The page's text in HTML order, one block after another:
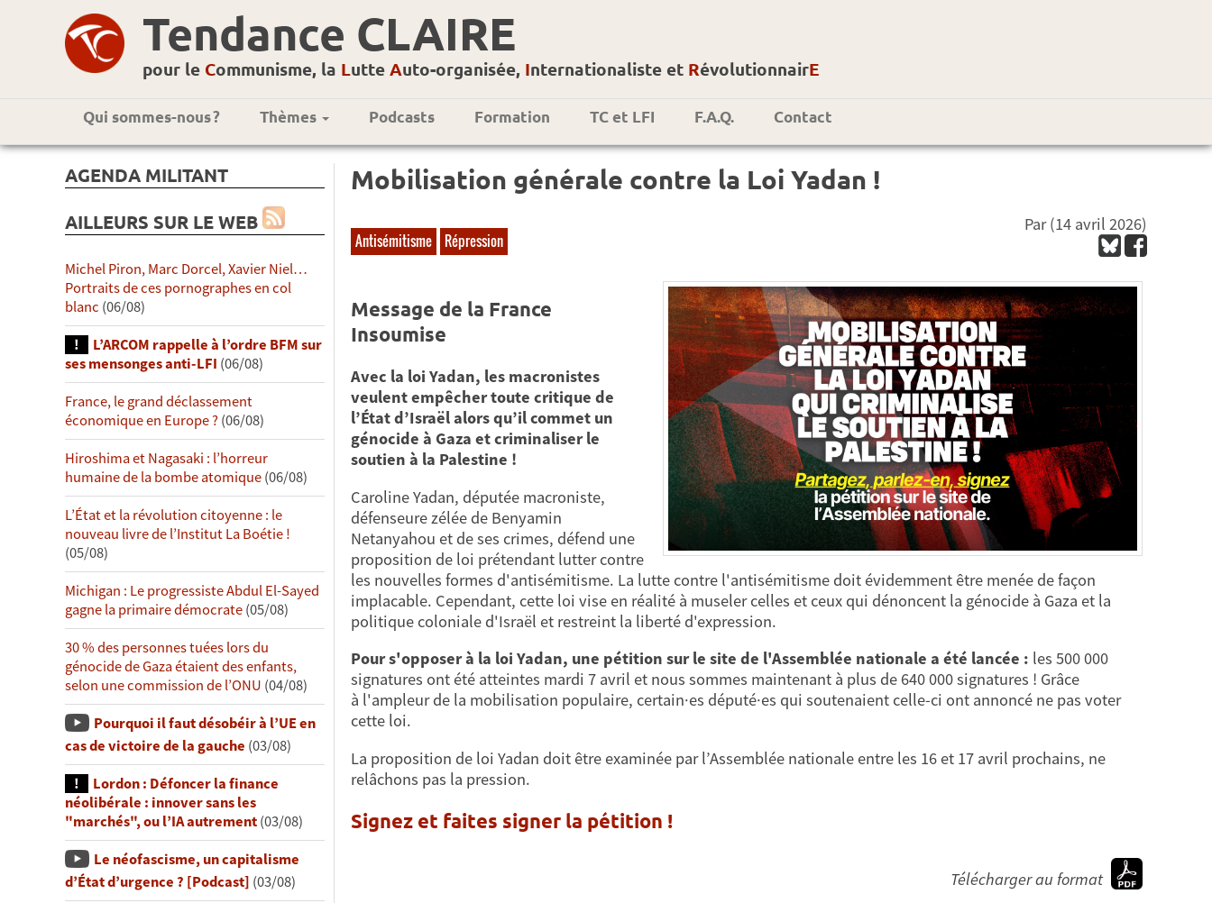
Tendance CLAIRE
pour le Communisme, la Lutte Auto-organisée, Internationaliste et RévolutionnairE
Qui sommes-nous ? Thèmes Podcasts Formation TC et LFI F.A.Q. Contact
AGENDA MILITANT
AILLEURS SUR LE WEB
Michel Piron, Marc Dorcel, Xavier Niel…
Portraits de ces pornographes en col
blanc (06/08)
L’ARCOM rappelle à l’ordre BFM sur
ses mensonges anti-LFI (06/08)
France, le grand déclassement
économique en Europe ?(06/08)
Hiroshima et Nagasaki : l’horreur
humaine de la bombe atomique(06/08)
L’État et la révolution citoyenne : le
nouveau livre de l’Institut La Boétie !
(05/08)
Michigan : Le progressiste Abdul El-Sayed
gagne la primaire démocrate(05/08)
30 % des personnes tuées lors du
génocide de Gaza étaient des enfants,
selon une commission de l’ONU (04/08)
Pourquoi il faut désobéir à l’UE en
cas de victoire de la gauche (03/08)
Lordon : Défoncer la finance
néolibérale : innover sans les
"marchés", ou l’IA autrement(03/08)
Le néofascisme, un capitalisme
d’État d’urgence ? [Podcast] (03/08)
Mobilisation générale contre la Loi Yadan !
Antisémitisme Répression
Par(14 avril 2026)
Message de la France
Insoumise
Avec la loi Yadan, les macronistes
veulent empêcher toute critique de
l’État d’Israël alors qu’il commet un
génocide à Gaza et criminaliser le
soutien à la Palestine !
Caroline Yadan, députée macroniste,
défenseure zélée de Benyamin
Netanyahou et de ses crimes, défend une
proposition de loi prétendant lutter contre
les nouvelles formes d'antisémitisme. La lutte contre l'antisémitisme doit évidemment être menée de façon
implacable. Cependant, cette loi vise en réalité à museler celles et ceux qui dénoncent la génocide à Gaza et la
politique coloniale d'Israël et restreint la liberté d'expression.
Pour s'opposer à la loi Yadan, une pétition sur le site de l'Assemblée nationale a été lancée : les 500 000
signatures ont été atteintes mardi 7 avril et nous sommes maintenant à plus de 640 000 signatures ! Grâce
à l'ampleur de la mobilisation populaire, certain·es député·es qui soutenaient celle-ci ont annoncé ne pas voter
cette loi.
La proposition de loi Yadan doit être examinée par l’Assemblée nationale entre les 16 et 17 avril prochains, ne
relâchons pas la pression.
Signez et faites signer la pétition !
Télécharger au format